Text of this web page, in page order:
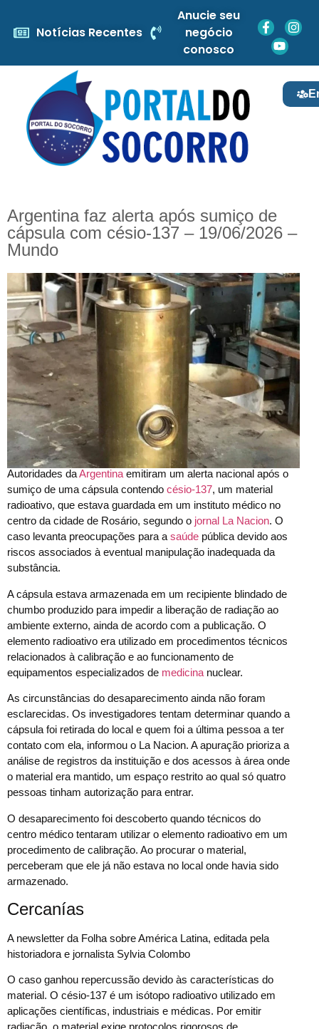
Notícias Recentes
Anucie seu
negócio
conosco
Argentina faz alerta após sumiço de
cápsula com césio-137 – 19/06/2026 –
Mundo
Autoridades daArgentina emitiram um alerta nacional após o
sumiço de uma cápsula contendo césio-137, um material
radioativo, que estava guardada em um instituto médico no
centro da cidade de Rosário, segundo o jornal La Nacion. O
caso levanta preocupações para a saúde pública devido aos
riscos associados à eventual manipulação inadequada da
substância.
A cápsula estava armazenada em um recipiente blindado de
chumbo produzido para impedir a liberação de radiação ao
ambiente externo, ainda de acordo com a publicação. O
elemento radioativo era utilizado em procedimentos técnicos
relacionados à calibração e ao funcionamento de
equipamentos especializados de medicina nuclear.
As circunstâncias do desaparecimento ainda não foram
esclarecidas. Os investigadores tentam determinar quando a
cápsula foi retirada do local e quem foi a última pessoa a ter
contato com ela, informou o La Nacion. A apuração prioriza a
análise de registros da instituição e dos acessos à área onde
o material era mantido, um espaço restrito ao qual só quatro
pessoas tinham autorização para entrar.
O desaparecimento foi descoberto quando técnicos do
centro médico tentaram utilizar o elemento radioativo em um
procedimento de calibração. Ao procurar o material,
perceberam que ele já não estava no local onde havia sido
armazenado.
Cercanías
A newsletter da Folha sobre América Latina, editada pela
historiadora e jornalista Sylvia Colombo
O caso ganhou repercussão devido às características do
material. O césio-137 é um isótopo radioativo utilizado em
aplicações científicas, industriais e médicas. Por emitir